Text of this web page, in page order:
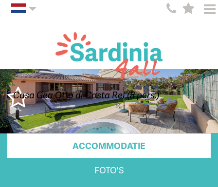
Casa Gea Otto di Costa Rei (8 pers.)
ACCOMMODATIE
FOTO'S